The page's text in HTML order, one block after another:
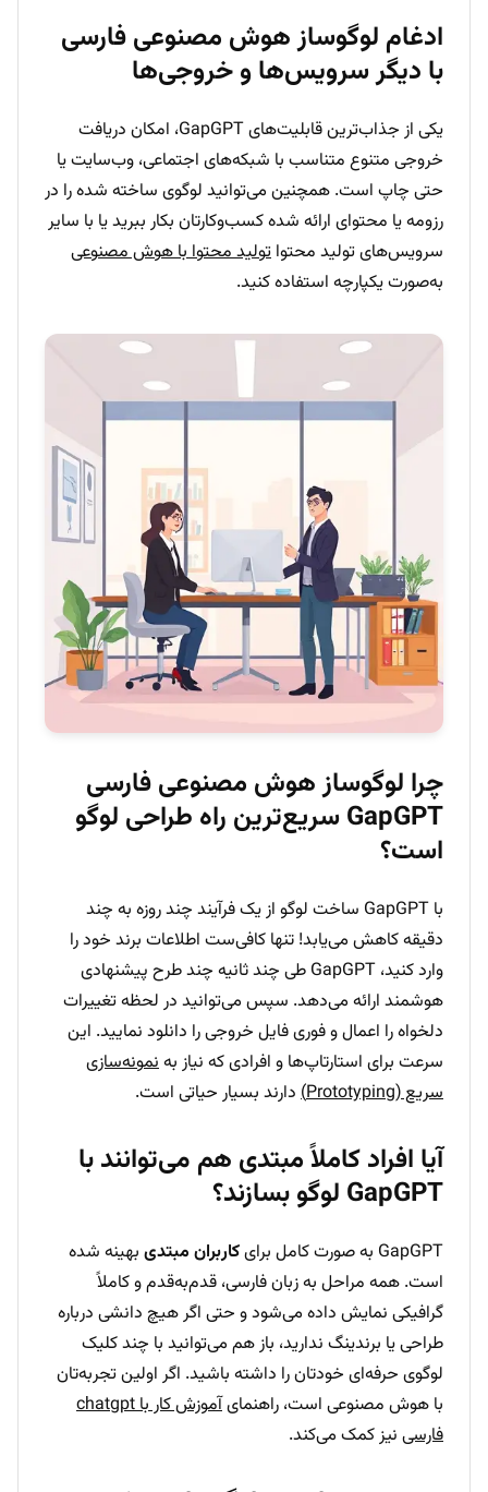
ادغام لوگوساز هوش مصنوعی فارسی
با دیگر سرویس‌ها و خروجی‌ها
یکی از جذاب‌ترین قابلیت‌های GapGPT، امکان دریافت
خروجی متنوع متناسب با شبکه‌های اجتماعی، وب‌سایت یا
حتی چاپ است. همچنین می‌توانید لوگوی ساخته شده را در
رزومه یا محتوای ارائه شده کسب‌وکارتان بکار ببرید یا با سایر
سرویس‌های تولید محتوا تولید محتوا با هوش مصنوعی
به‌صورت یکپارچه استفاده کنید.
چرا لوگوساز هوش مصنوعی فارسی
GapGPT سریع‌ترین راه طراحی لوگو
است؟
با GapGPT ساخت لوگو از یک فرآیند چند روزه به چند
دقیقه کاهش می‌یابد! تنها کافی‌ست اطلاعات برند خود را
وارد کنید، GapGPT طی چند ثانیه چند طرح پیشنهادی
هوشمند ارائه می‌دهد. سپس می‌توانید در لحظه تغییرات
دلخواه را اعمال و فوری فایل خروجی را دانلود نمایید. این
سرعت برای استارتاپ‌ها و افرادی که نیاز بهنمونه‌سازی
سریع (Prototyping)
دارند بسیار حیاتی است.
آیا افراد کاملاً مبتدی هم می‌توانند با
GapGPT لوگو بسازند؟
GapGPT به صورت کامل برای کاربران مبتدی بهینه شده
است. همه مراحل به زبان فارسی، قدم‌به‌قدم و کاملاً
گرافیکی نمایش داده می‌شود و حتی اگر هیچ دانشی درباره
طراحی یا برندینگ ندارید، باز هم می‌توانید با چند کلیک
لوگوی حرفه‌ای خودتان را داشته باشید. اگر اولین تجربه‌تان
با هوش مصنوعی است، راهنمای
آموزش کار با chatgpt
فارسی نیز کمک می‌کند.